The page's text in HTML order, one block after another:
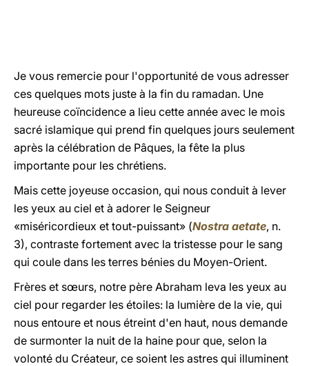
Je vous remercie pour l'opportunité de vous adresser
ces quelques mots juste à la fin du ramadan. Une
heureuse coïncidence a lieu cette année avec le mois
sacré islamique qui prend fin quelques jours seulement
après la célébration de Pâques, la fête la plus
importante pour les chrétiens.
Mais cette joyeuse occasion, qui nous conduit à lever
les yeux au ciel et à adorer le Seigneur
«miséricordieux et tout-puissant» (Nostra aetate, n.
3), contraste fortement avec la tristesse pour le sang
qui coule dans les terres bénies du Moyen-Orient.
Frères et sœurs, notre père Abraham leva les yeux au
ciel pour regarder les étoiles: la lumière de la vie, qui
nous entoure et nous étreint d'en haut, nous demande
de surmonter la nuit de la haine pour que, selon la
volonté du Créateur, ce soient les astres qui illuminent